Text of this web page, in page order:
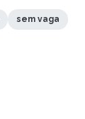
sem vaga